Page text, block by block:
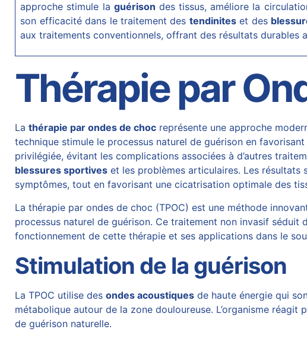
approche stimule la guérison des tissus, améliore la
son efficacité dans le traitement des tendiniteset des
aux traitements conventionnels, offrant des résultats durables
Thérapie par
Lathérapie par ondes de choc représente une approche
technique stimule le processus naturel de guérison en
privilégiée, évitant les complications associées à d’autres
blessures sportives et les problèmes articulaires. Les
symptômes, tout en favorisant une cicatrisation optimale des
La thérapie par ondes de choc (TPOC) est une méthode
processus naturel de guérison. Ce traitement non invasif
fonctionnement de cette thérapie et ses applications dans le
Stimulation de la guérison
La TPOC utilise desondes acoustiques de haute énergie qui
métabolique autour de la zone douloureuse. L’organisme
de guérison naturelle.